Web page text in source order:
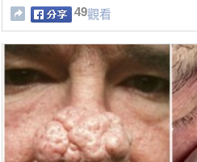
49觀看